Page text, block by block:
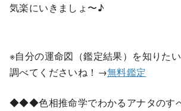
気楽にいきましょ〜♪
※自分の運命図（鑑定結果）を知りた
調べてくださいね！→無料鑑定
◆◆◆色相推命学でわかるアナタのす